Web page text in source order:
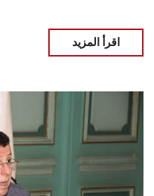
اقرأ المزيد